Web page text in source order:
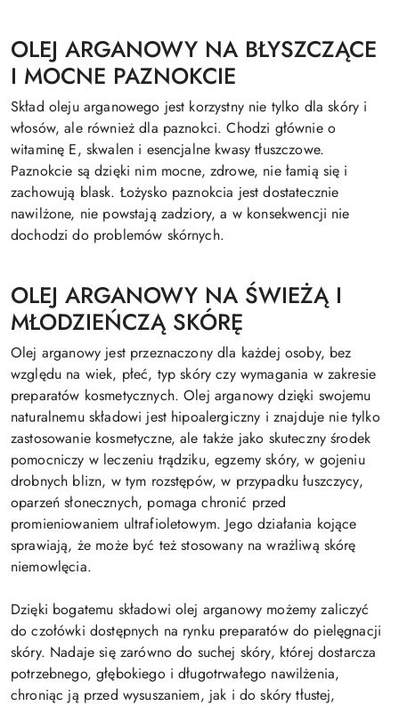
OLEJ ARGANOWY NA BŁYSZCZĄCE
I MOCNE PAZNOKCIE
Skład oleju arganowego jest korzystny nie tylko dla skóry i
włosów, ale również dla paznokci. Chodzi głównie o
witaminę E, skwalen i esencjalne kwasy tłuszczowe.
Paznokcie są dzięki nim mocne, zdrowe, nie łamią się i
zachowują blask. Łożysko paznokcia jest dostatecznie
nawilżone, nie powstają zadziory, a w konsekwencji nie
dochodzi do problemów skórnych.
OLEJ ARGANOWY NA ŚWIEŻĄ I
MŁODZIEŃCZĄ SKÓRĘ
Olej arganowy jest przeznaczony dla każdej osoby, bez
względu na wiek, płeć, typ skóry czy wymagania w zakresie
preparatów kosmetycznych. Olej arganowy dzięki swojemu
naturalnemu składowi jest hipoalergiczny i znajduje nie tylko
zastosowanie kosmetyczne, ale także jako skuteczny środek
pomocniczy w leczeniu trądziku, egzemy skóry, w gojeniu
drobnych blizn, w tym rozstępów, w przypadku łuszczycy,
oparzeń słonecznych, pomaga chronić przed
promieniowaniem ultrafioletowym. Jego działania kojące
sprawiają, że może być też stosowany na wrażliwą skórę
niemowlęcia.
Dzięki bogatemu składowi olej arganowy możemy zaliczyć
do czołówki dostępnych na rynku preparatów do pielęgnacji
skóry. Nadaje się zarówno do suchej skóry, której dostarcza
potrzebnego, głębokiego i długotrwałego nawilżenia,
chroniąc ją przed wysuszaniem, jak i do skóry tłustej,